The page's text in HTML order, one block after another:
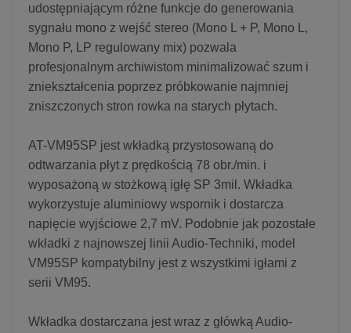
udostępniającym różne funkcje do generowania
sygnału mono z wejść stereo (Mono L + P, Mono L,
Mono P, LP regulowany mix) pozwala
profesjonalnym archiwistom minimalizować szum i
zniekształcenia poprzez próbkowanie najmniej
zniszczonych stron rowka na starych płytach.
AT-VM95SP jest wkładką przystosowaną do
odtwarzania płyt z prędkością 78 obr./min. i
wyposażoną w stożkową igłę SP 3mil. Wkładka
wykorzystuje aluminiowy wspornik i dostarcza
napięcie wyjściowe 2,7 mV. Podobnie jak pozostałe
wkładki z najnowszej linii Audio-Techniki, model
VM95SP kompatybilny jest z wszystkimi igłami z
serii VM95.
Wkładka dostarczana jest wraz z główką Audio-